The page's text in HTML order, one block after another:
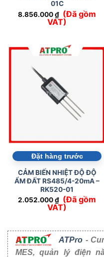
01C
8.856.000₫ (Đã gồm
VAT)
Đặt hàng trước
CẢM BIẾN NHIỆT ĐỘ ĐỘ
ẨM ĐẤT RS485/4-20mA –
RK520-01
2.052.000₫ (Đã gồm
VAT)
ATPro -
MES, quản lý điện